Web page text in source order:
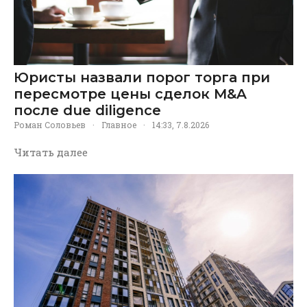
Юристы назвали порог торга при
пересмотре цены сделок M&A
после due diligence
Роман Соловьев · Главное · 14:33, 7.8.2026
Читать далее